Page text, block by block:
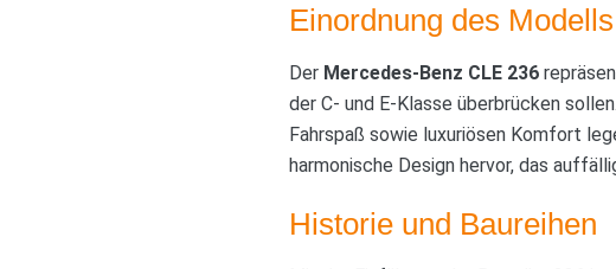
Einordnung des Modells
Der Mercedes-Benz CLE 236
der C- und E-Klasse überbrücken
Fahrspaß sowie luxuriösen Komfort
harmonische Design hervor, das
Historie und Baureihen